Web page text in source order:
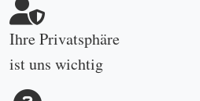
Ihre Privatsphäre
ist uns wichtig